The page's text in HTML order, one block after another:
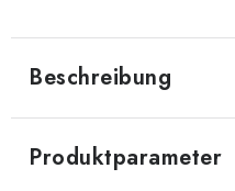
Beschreibung
Produktparameter